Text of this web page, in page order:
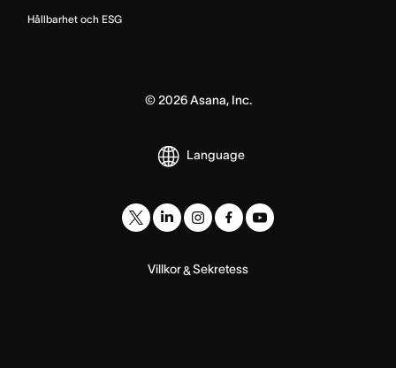
Hållbarhet och ESG
© 2026Asana, Inc.
Language
Villkor&Sekretess